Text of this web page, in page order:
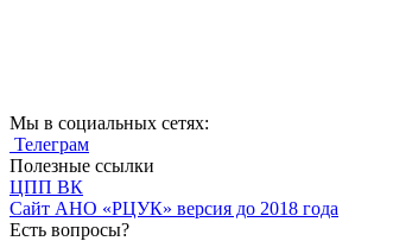
Мы в социальных сетях:
Телеграм
Полезные ссылки
ЦПП ВК
Cайт АНО «РЦУК» версия до 2018 года
Есть вопросы?